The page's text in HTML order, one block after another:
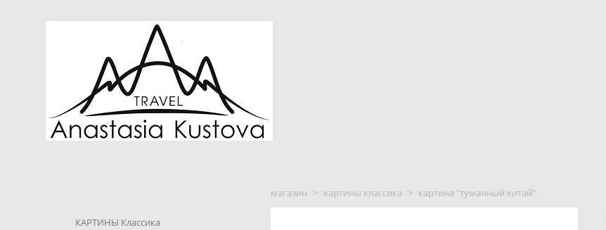
КАРТИНЫ Классика
магазин > картины классика > картина "туманный китай”